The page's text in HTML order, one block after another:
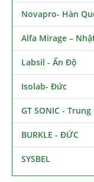
Novapro- Hàn
Alfa Mirage –
Labsil - Ấn Độ
Isolab- Đức
GT SONIC -
BURKLE - ĐỨC
SYSBEL